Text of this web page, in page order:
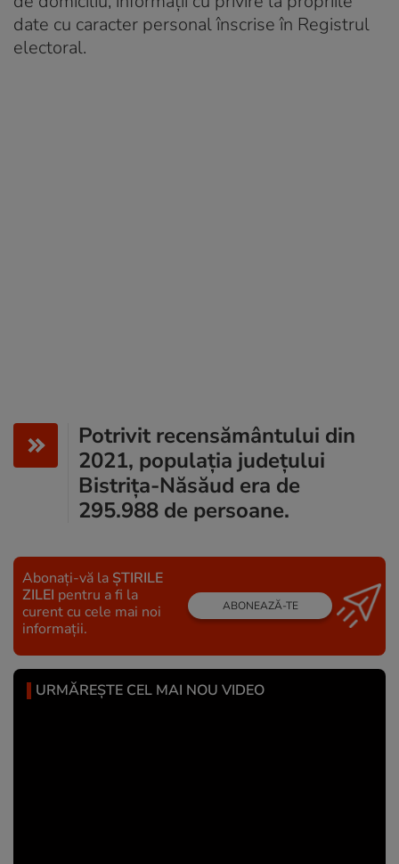
date cu caracter personal înscrise în Registrul
electoral.
Potrivit recensământului din
2021, populația județului
Bistrița-Năsăud era de
295.988 de persoane.
Abonați-vă la ȘTIRILE
ZILEI pentru a fi la
curent cu cele mai noi
informații.
ABONEAZĂ-TE
URMĂREȘTE CEL MAI NOU VIDEO